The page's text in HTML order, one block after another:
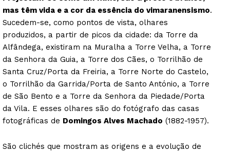
mas têm vida e a cor da essência do vimaranensismo.
Sucedem-se, como pontos de vista, olhares
produzidos, a partir de picos da cidade: da Torre da
Alfândega, existiram na Muralha a Torre Velha, a Torre
da Senhora da Guia, a Torre dos Cães, o Torrilhão de
Santa Cruz/Porta da Freiria, a Torre Norte do Castelo,
o Torrilhão da Garrida/Porta de Santo António, a Torre
de São Bento e a Torre da Senhora da Piedade/Porta
da Vila. E esses olhares são do fotógrafo das casas
fotográficas de Domingos Alves Machado (1882-1957).
São clichés que mostram as origens e a evolução de